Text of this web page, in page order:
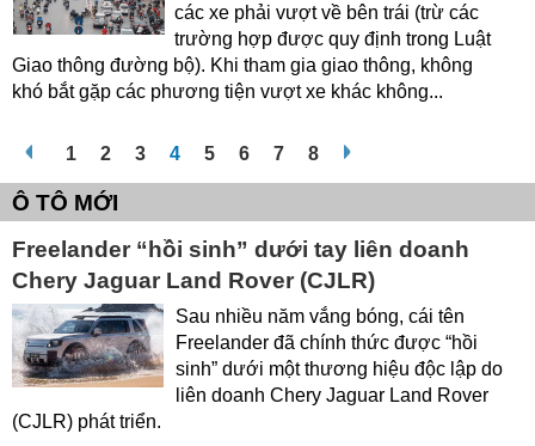
các xe phải vượt về bên trái (trừ các
trường hợp được quy định trong Luật
Giao thông đường bộ). Khi tham gia giao thông, không
khó bắt gặp các phương tiện vượt xe khác không...
1 2 3 4 5 6 7 8
Ô TÔ MỚI
Freelander “hồi sinh” dưới tay liên doanh
Chery Jaguar Land Rover (CJLR)
Sau nhiều năm vắng bóng, cái tên
Freelander đã chính thức được “hồi
sinh” dưới một thương hiệu độc lập do
liên doanh Chery Jaguar Land Rover
(CJLR) phát triển.